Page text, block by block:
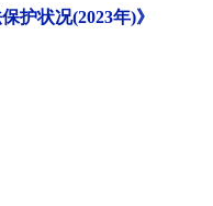
护状况(2023年)》